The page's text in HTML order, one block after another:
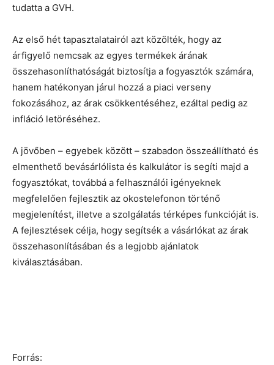
tudatta a GVH.
Az első hét tapasztalatairól azt közölték, hogy az
árfigyelő nemcsak az egyes termékek árának
összehasonlíthatóságát biztosítja a fogyasztók számára,
hanem hatékonyan járul hozzá a piaci verseny
fokozásához, az árak csökkentéséhez, ezáltal pedig az
infláció letöréséhez.
A jövőben – egyebek között – szabadon összeállítható és
elmenthető bevásárlólista és kalkulátor is segíti majd a
fogyasztókat, továbbá a felhasználói igényeknek
megfelelően fejlesztik az okostelefonon történő
megjelenítést, illetve a szolgálatás térképes funkcióját is.
A fejlesztések célja, hogy segítsék a vásárlókat az árak
összehasonlításában és a legjobb ajánlatok
kiválasztásában.
Forrás: